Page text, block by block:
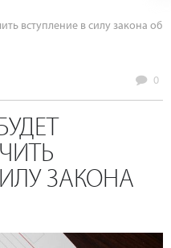
вступление в силу закона об
0
ЗАКОНА